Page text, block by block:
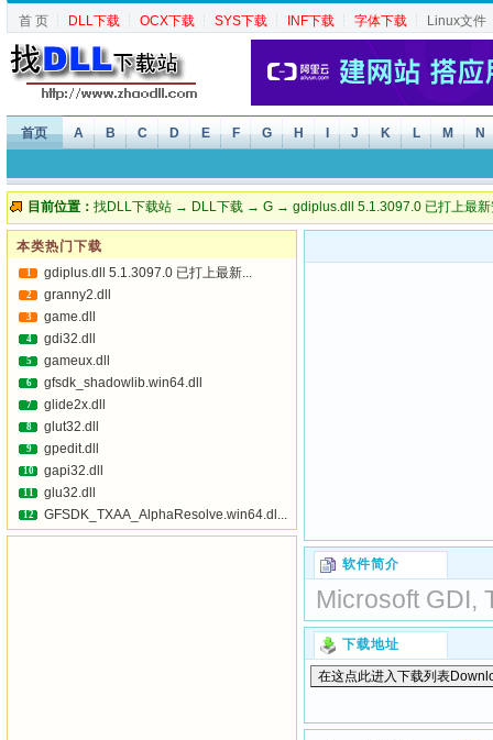
首 页 ┆ DLL下载 ┆ OCX下载 ┆ SYS下载 ┆ INF下载 ┆ 字体下载 ┆ Linux文件
首页 A B C D E F G H J K L M N
目前位置： 找DLL下载站 → DLL下载 → G → gdiplus.dll 5.1.3097.0 已打上最新
软件简介
Microsoft GDI,
下载地址
本类热门下载
1 gdiplus.dll 5.1.3097.0 已打上最新...
2 granny2.dll
3 game.dll
4 gdi32.dll
5 gameux.dll
6 gfsdk_shadowlib.win64.dll
7 glide2x.dll
8 glut32.dll
9 gpedit.dll
10 gapi32.dll
11 glu32.dll
12 GFSDK_TXAA_AlphaResolve.win64.dl...